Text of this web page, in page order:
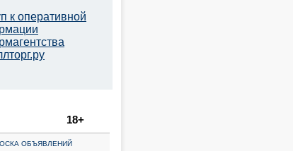
к оперативной
18+
ОБЪЯВЛЕНИЙ